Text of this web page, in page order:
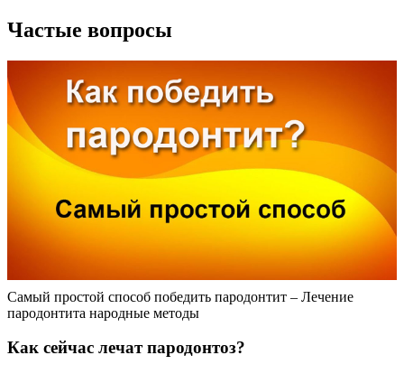
Частые вопросы
Самый простой способ победить пародонтит – Лечение
пародонтита народные методы
Как сейчас лечат пародонтоз?